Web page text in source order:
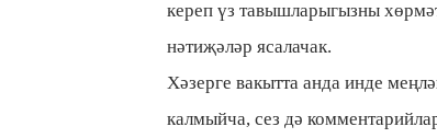
кереп үз тавышларыгызны
нәтиҗәләр ясалачак.
Хәзерге вакытта анда инде
калмыйча, сез дә